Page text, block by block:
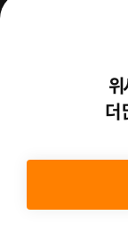
Venture Enterprise
더